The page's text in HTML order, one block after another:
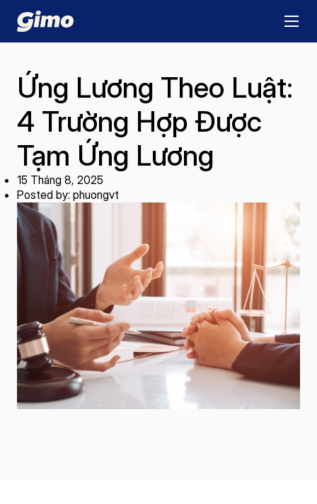
Ứng Lương Theo Luật:
4 Trường Hợp Được
Tạm Ứng Lương
15 Tháng 8, 2025
Posted by: phuongvt